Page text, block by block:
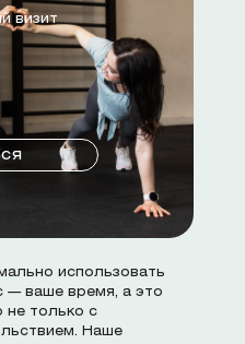
использовать
— ваше время, а это
не только с
Наше
визит